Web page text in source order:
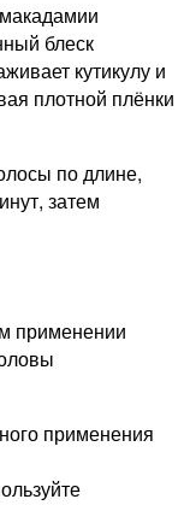
блеск
кутикулу и
плотной плёнки
по длине,
затем
применении
применения